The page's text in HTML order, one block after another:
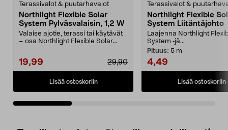
Terassivalot & puutarhavalot
Northlight Flexible Solar
System Pylväsvalaisin, 1,2 W
Valaise ajotie, terassi tai käytävät
– osa Northlight Flexible Solar
29,90
19,99
Lisää ostoskoriin
Terassivalot &
Northlight Flexible
System Liitäntäjohto
Laajenna Northlight
System ‑jä...
Pituus: 5 m
4,49
Lisää ostoskoriin